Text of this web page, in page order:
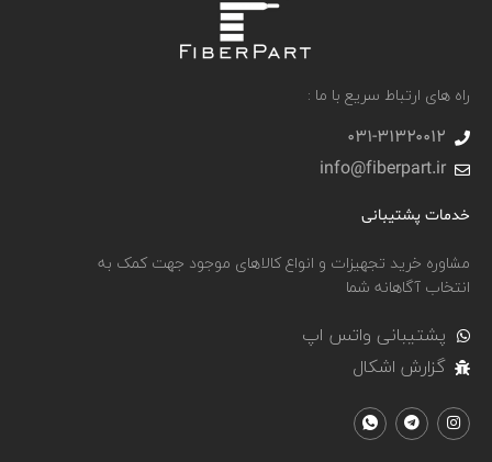
راه های ارتباط سریع با ما :
031-۳۱۳۲۰۰۱۲
info@fiberpart.ir
خدمات پشتیبانی
مشاوره خرید تجهیزات و انواع کالاهای موجود جهت کمک به
انتخاب آگاهانه شما
پشتیبانی واتس اپ
گزارش اشکال